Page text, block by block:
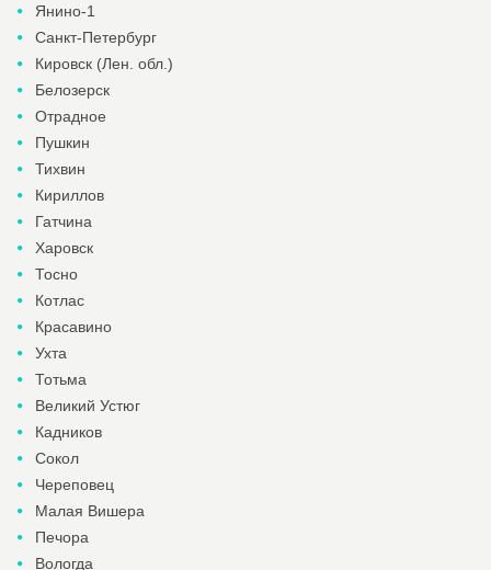
Янино-1
Санкт-Петербург
Кировск (Лен. обл.)
Белозерск
Отрадное
Пушкин
Тихвин
Кириллов
Гатчина
Харовск
Тосно
Котлас
Красавино
Ухта
Тотьма
Великий Устюг
Кадников
Сокол
Череповец
Малая Вишера
Печора
Вологда